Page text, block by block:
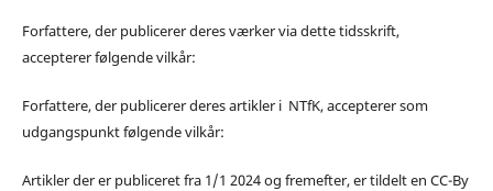
Forfattere, der publicerer deres værker via dette tidsskrift,
accepterer følgende vilkår:
Forfattere, der publicerer deres artikler i NTfK, accepterer som
udgangspunkt følgende vilkår:
Artikler der er publiceret fra 1/1 2024 og fremefter, er tildelt en CC-By